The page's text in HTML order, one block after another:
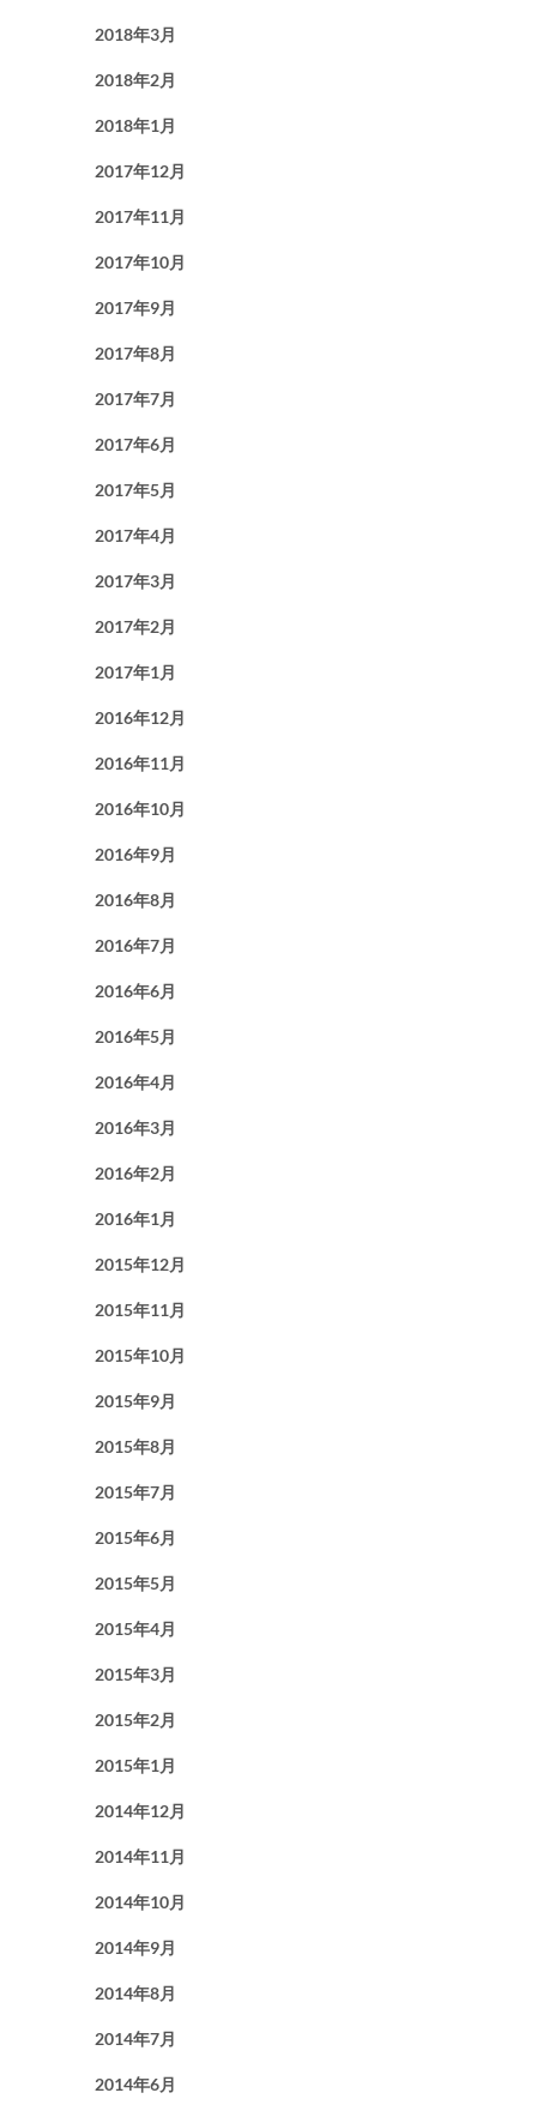
2018年3月
2018年2月
2018年1月
2017年12月
2017年11月
2017年10月
2017年9月
2017年8月
2017年7月
2017年6月
2017年5月
2017年4月
2017年3月
2017年2月
2017年1月
2016年12月
2016年11月
2016年10月
2016年9月
2016年8月
2016年7月
2016年6月
2016年5月
2016年4月
2016年3月
2016年2月
2016年1月
2015年12月
2015年11月
2015年10月
2015年9月
2015年8月
2015年7月
2015年6月
2015年5月
2015年4月
2015年3月
2015年2月
2015年1月
2014年12月
2014年11月
2014年10月
2014年9月
2014年8月
2014年7月
2014年6月